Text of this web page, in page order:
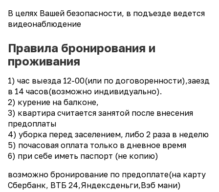
В целях Вашей безопасности, в подъезде ведется
видеонаблюдение
Правила бронирования и
проживания
1) час выезда 12-00(или по договоренности),заезд
в 14 часов(возможно индивидуально).
2) курение на балконе,
3) квартира считается занятой после внесения
предоплаты
4) уборка перед заселением, либо 2 раза в неделю
5) почасовая оплата только в дневное время
6) при себе иметь паспорт (не копию)
возможно бронирование по предоплате(на карту
Сбербанк, ВТБ 24,Яндексденьги,Вэб мани)